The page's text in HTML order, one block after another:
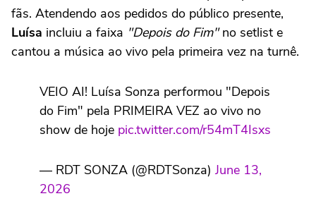
fãs. Atendendo aos pedidos do público presente,
Luísa incluiu a faixa "Depois do Fim"no setlist e
cantou a música ao vivo pela primeira vez na turnê.
VEIO AI! Luísa Sonza performou "Depois
do Fim" pela PRIMEIRA VEZ ao vivo no
show de hoje pic.twitter.com/r54mT4Isxs
— RDT SONZA (@RDTSonza) June 13,
2026